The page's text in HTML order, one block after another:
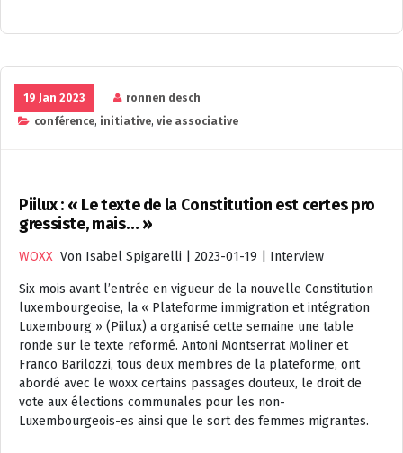
19 Jan 2023
ronnen desch
conférence, initiative, vie associative
Piilux : « Le texte de la Constitution est certes pro
gressiste, mais… »
WOXX Von Isabel Spigarelli | 2023-01-19 | Interview
Six mois avant l’entrée en vigueur de la nouvelle Constitution
luxembourgeoise, la « Plateforme immigration et intégration
Luxembourg » (Piilux) a organisé cette semaine une table
ronde sur le texte reformé. Antoni Montserrat Moliner et
Franco Barilozzi, tous deux membres de la plateforme, ont
abordé avec le woxx certains passages douteux, le droit de
vote aux élections communales pour les non-
Luxembourgeois-es ainsi que le sort des femmes migrantes.